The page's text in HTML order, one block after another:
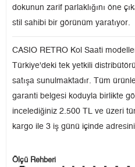
dokunun zarif parlaklığını öne
stil sahibi bir görünüm yaratıyor.
CASIO RETRO Kol Saati
Türkiye'deki tek yetkili
satışa sunulmaktadır. Tüm
garanti belgesi koduyla birlikte
incelediğiniz 2.500 TL ve üzeri
kargo ile 3 iş günü içinde
Ölçü Rehberi